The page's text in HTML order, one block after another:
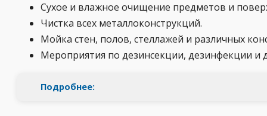
Сухое и влажное очищение предметов и
Чистка всех металлоконструкций.
Мойка стен, полов, стеллажей и различных
Мероприятия по дезинсекции, дезинфекции
Подробнее: